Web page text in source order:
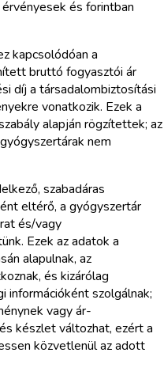
és forintban
kapcsolódóan a
bruttó fogyasztói ár
díj a társadalombiztosítási
vonatkozik. Ezek a
alapján rögzítettek; az
nem
szabadáras
eltérő, a gyógyszertár
és/vagy
Ezek az adatok a
alapulnak, az
és kizárólag
szolgálnak;
vagy ár-
készlet változhat, ezért a
közvetlenül az adott